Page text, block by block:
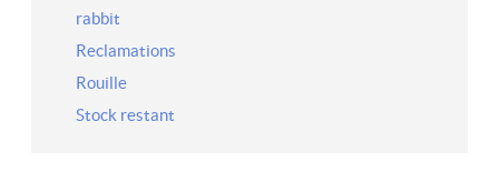
rabbit
Reclamations
Rouille
Stock restant